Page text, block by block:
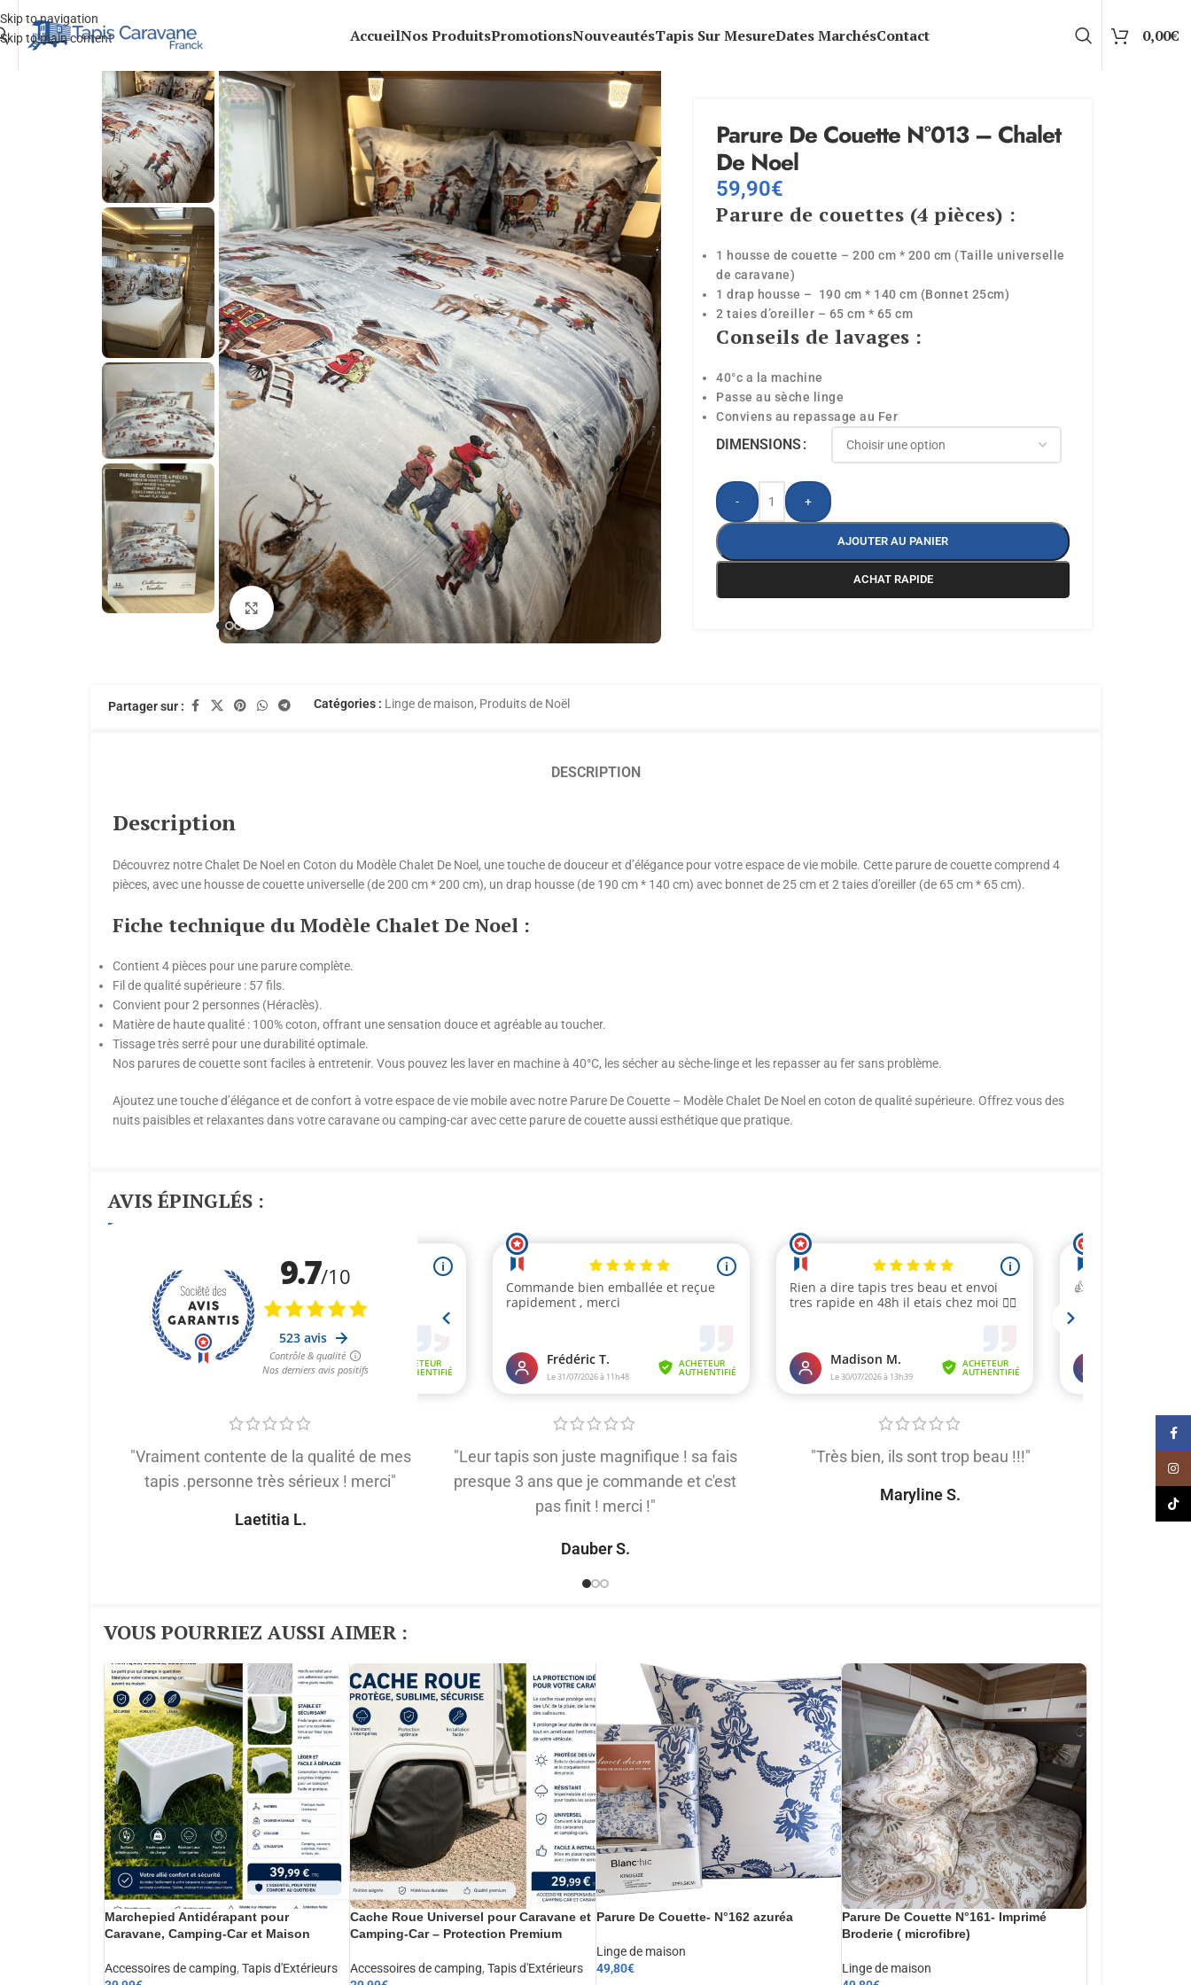
Skip to navigation
Skip to main content
AccueilNos ProduitsPromotionsNouveautésTapis Sur MesureDates MarchésContact 0,00€
Agrandir
Parure De Couette N°013 – Chalet
De Noel
59,90€
Parure de couettes (4 pièces) :
1 housse de couette – 200 cm * 200 cm (Taille universelle
de caravane)
1 drap housse – 190 cm * 140 cm (Bonnet 25cm)
2 taies d’oreiller – 65 cm * 65 cm
Conseils de lavages :
40°c a la machine
Passe au sèche linge
Conviens au repassage au Fer
DIMENSIONS
- +
AJOUTER AU PANIER
ACHAT RAPIDE
Partager sur : Catégories : Linge de maison, Produits de Noël
DESCRIPTION
Description
Découvrez notre Chalet De Noel en Coton du Modèle Chalet De Noel, une touche de douceur et d’élégance pour votre espace de vie mobile. Cette parure de couette comprend 4
pièces, avec une housse de couette universelle (de 200 cm * 200 cm), un drap housse (de 190 cm * 140 cm) avec bonnet de 25 cm et 2 taies d’oreiller (de 65 cm * 65 cm).
Fiche technique du Modèle Chalet De Noel :
Contient 4 pièces pour une parure complète.
Fil de qualité supérieure : 57 fils.
Convient pour 2 personnes (Héraclès).
Matière de haute qualité : 100% coton, offrant une sensation douce et agréable au toucher.
Tissage très serré pour une durabilité optimale.
Nos parures de couette sont faciles à entretenir. Vous pouvez les laver en machine à 40°C, les sécher au sèche-linge et les repasser au fer sans problème.
Ajoutez une touche d’élégance et de confort à votre espace de vie mobile avec notre Parure De Couette – Modèle Chalet De Noel en coton de qualité supérieure. Offrez vous des
nuits paisibles et relaxantes dans votre caravane ou camping-car avec cette parure de couette aussi esthétique que pratique.
AVIS ÉPINGLÉS :
"Vraiment contente de la qualité de mes
tapis .personne très sérieux ! merci"
Laetitia L.
"Leur tapis son juste magnifique ! sa fais
presque 3 ans que je commande et c'est
pas finit ! merci !"
Dauber S.
"Très bien, ils sont trop beau !!!"
Maryline S.
"Très
produit de
VOUS POURRIEZ AUSSI AIMER :​
Marchepied Antidérapant pour
Caravane, Camping-Car et Maison
Accessoires de camping, Tapis d'Extérieurs
Cache Roue Universel pour Caravane et
Camping-Car – Protection Premium
Accessoires de camping, Tapis d'Extérieurs
Parure De Couette- N°162 azuréa
Linge de maison
49,80€
Parure De Couette N°161- Imprimé
Broderie ( microfibre)
Linge de maison